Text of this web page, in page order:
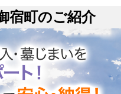
宿町のご紹介